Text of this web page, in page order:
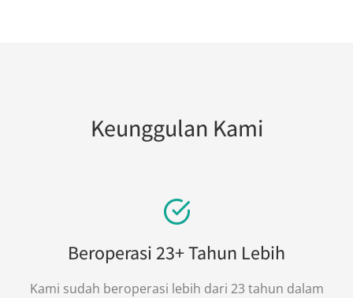
Keunggulan Kami
Beroperasi 23+ Tahun Lebih
Kami sudah beroperasi lebih dari 23 tahun dalam